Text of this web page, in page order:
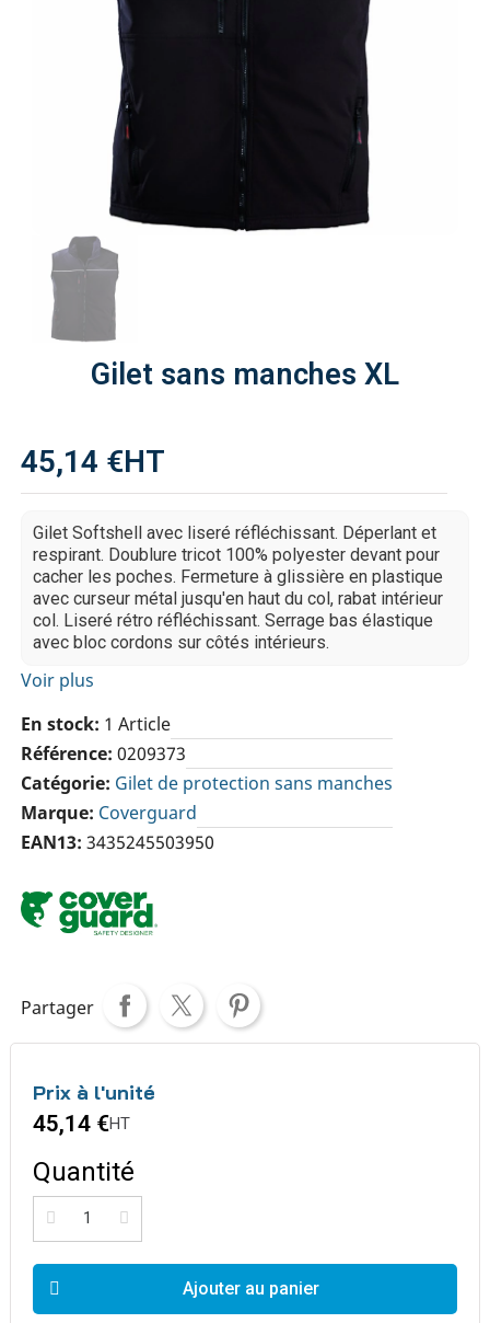
Gilet sans manches XL
45,14 €HT
Gilet Softshell avec liseré réfléchissant. Déperlant et
respirant. Doublure tricot 100% polyester devant pour
cacher les poches. Fermeture à glissière en plastique
avec curseur métal jusqu'en haut du col, rabat intérieur
col. Liseré rétro réfléchissant. Serrage bas élastique
avec bloc cordons sur côtés intérieurs.
Voir plus
En stock 1 Article
Référence 0209373
Catégorie Gilet de protection sans manches
Marque Coverguard
EAN13 3435245503950
Partager
Prix à l'unité
45,14 €HT
Quantité
Ajouter au panier